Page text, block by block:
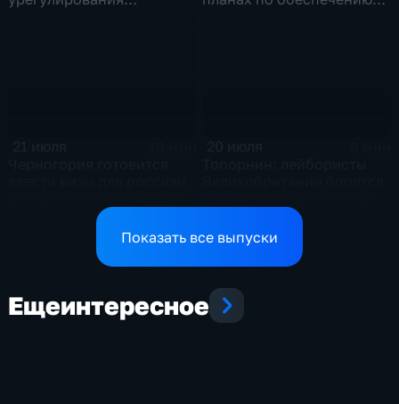
по экономике страны
Показать все выпуски
Ещеинтересное